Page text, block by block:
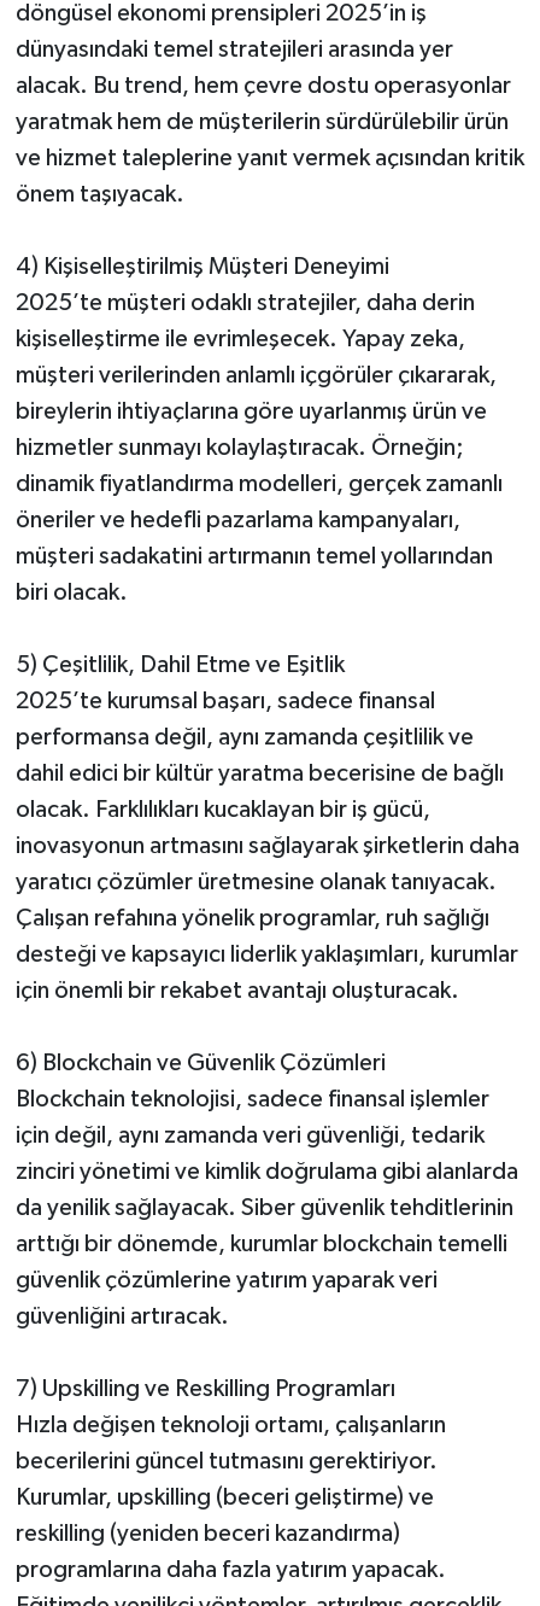
döngüsel ekonomi prensipleri 2025’in iş
dünyasındaki temel stratejileri arasında yer
alacak. Bu trend, hem çevre dostu operasyonlar
yaratmak hem de müşterilerin sürdürülebilir ürün
ve hizmet taleplerine yanıt vermek açısından kritik
önem taşıyacak.
4) Kişiselleştirilmiş Müşteri Deneyimi
2025’te müşteri odaklı stratejiler, daha derin
kişiselleştirme ile evrimleşecek. Yapay zeka,
müşteri verilerinden anlamlı içgörüler çıkararak,
bireylerin ihtiyaçlarına göre uyarlanmış ürün ve
hizmetler sunmayı kolaylaştıracak. Örneğin;
dinamik fiyatlandırma modelleri, gerçek zamanlı
öneriler ve hedefli pazarlama kampanyaları,
müşteri sadakatini artırmanın temel yollarından
biri olacak.
5) Çeşitlilik, Dahil Etme ve Eşitlik
2025’te kurumsal başarı, sadece finansal
performansa değil, aynı zamanda çeşitlilik ve
dahil edici bir kültür yaratma becerisine de bağlı
olacak. Farklılıkları kucaklayan bir iş gücü,
inovasyonun artmasını sağlayarak şirketlerin daha
yaratıcı çözümler üretmesine olanak tanıyacak.
Çalışan refahına yönelik programlar, ruh sağlığı
desteği ve kapsayıcı liderlik yaklaşımları, kurumlar
için önemli bir rekabet avantajı oluşturacak.
6) Blockchain ve Güvenlik Çözümleri
Blockchain teknolojisi, sadece finansal işlemler
için değil, aynı zamanda veri güvenliği, tedarik
zinciri yönetimi ve kimlik doğrulama gibi alanlarda
da yenilik sağlayacak. Siber güvenlik tehditlerinin
arttığı bir dönemde, kurumlar blockchain temelli
güvenlik çözümlerine yatırım yaparak veri
güvenliğini artıracak.
7) Upskilling ve Reskilling Programları
Hızla değişen teknoloji ortamı, çalışanların
becerilerini güncel tutmasını gerektiriyor.
Kurumlar, upskilling (beceri geliştirme) ve
reskilling (yeniden beceri kazandırma)
programlarına daha fazla yatırım yapacak.